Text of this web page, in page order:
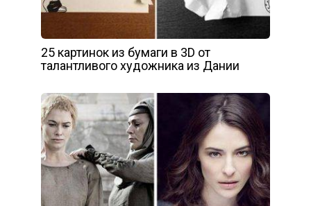
25 картинок из бумаги в 3D от
талантливого художника из Дании